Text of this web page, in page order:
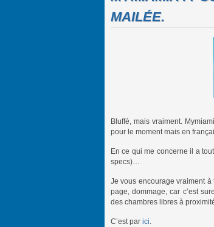
MAILÉE.
Bluffé, mais vraiment.
pour le moment mais en
En ce qui me concerne il a
specs)…
Je vous encourage vraiment
page, dommage, car c’est
des chambres libres à
C’est par ici.